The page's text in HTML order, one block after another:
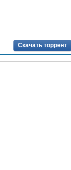
Скачать торрент